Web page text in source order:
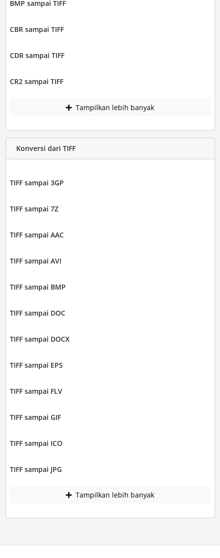
BMP sampai TIFF
CBR sampai TIFF
CDR sampai TIFF
CR2 sampai TIFF
Tampilkan lebih banyak
Konversi dari TIFF
TIFF sampai 3GP
TIFF sampai 7Z
TIFF sampai AAC
TIFF sampai AVI
TIFF sampai BMP
TIFF sampai DOC
TIFF sampai DOCX
TIFF sampai EPS
TIFF sampai FLV
TIFF sampai GIF
TIFF sampai ICO
TIFF sampai JPG
Tampilkan lebih banyak